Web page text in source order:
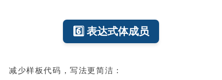
6️⃣ 表达式体成员
减少样板代码，写法更简洁：